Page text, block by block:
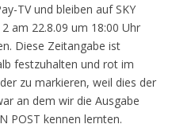
TV und bleiben auf SKY
am 22.8.09 um 18:00 Uhr
Diese Zeitangabe ist
festzuhalten und rot im
zu markieren, weil dies der
an dem wir die Ausgabe
POST kennen lernten.